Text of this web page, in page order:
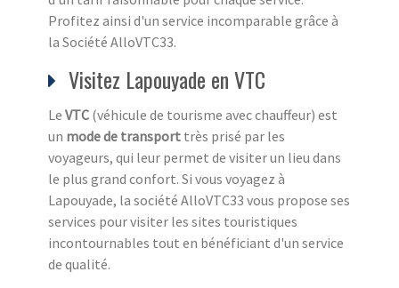
Profitez ainsi d'un service incomparable grâce à
la Société AlloVTC33.
Visitez Lapouyade en VTC
Le VTC (véhicule de tourisme avec chauffeur) est
un mode de transport très prisé par les
voyageurs, qui leur permet de visiter un lieu dans
le plus grand confort. Si vous voyagez à
Lapouyade, la société AlloVTC33 vous propose ses
services pour visiter les sites touristiques
incontournables tout en bénéficiant d'un service
de qualité.